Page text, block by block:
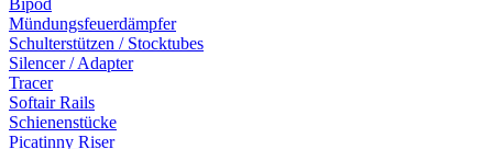
Bipod
Mündungsfeuerdämpfer
Schulterstützen / Stocktubes
Silencer / Adapter
Tracer
Softair Rails
Schienenstücke
Picatinny Riser